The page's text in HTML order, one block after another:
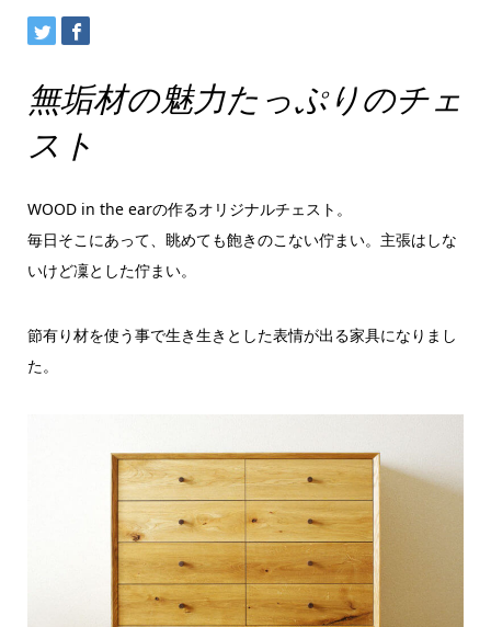
無垢材の魅力たっぷりのチェ
スト
WOOD in the earの作るオリジナルチェスト。
毎日そこにあって、眺めても飽きのこない佇まい。主張はしな
いけど凜とした佇まい。
節有り材を使う事で生き生きとした表情が出る家具になりまし
た。